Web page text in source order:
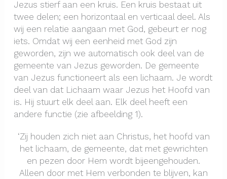
Jezus stierf aan een kruis. Een kruis bestaat uit
twee delen; een horizontaal en verticaal deel. Als
wij een relatie aangaan met God, gebeurt er nog
iets. Omdat wij een eenheid met God zijn
geworden, zijn we automatisch ook deel van de
gemeente van Jezus geworden. De gemeente
van Jezus functioneert als een lichaam. Je wordt
deel van dat Lichaam waar Jezus het Hoofd van
is. Hij stuurt elk deel aan. Elk deel heeft een
andere functie (zie afbeelding 1).
‘Zij houden zich niet aan Christus, het hoofd van
het lichaam, de gemeente, dat met gewrichten
en pezen door Hem wordt bijeengehouden.
Alleen door met Hem verbonden te blijven, kan